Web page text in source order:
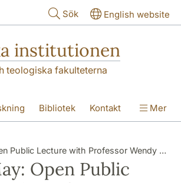
Sök English website
institutionen
teologiska fakulteterna
Bibliotek Kontakt Mer
Professor Wendy Lower: Portraying atrocity photography and human rights
Open Public